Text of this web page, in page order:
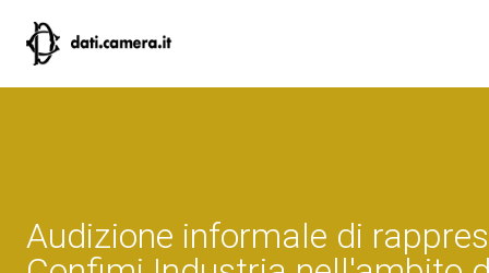
Audizione informale di